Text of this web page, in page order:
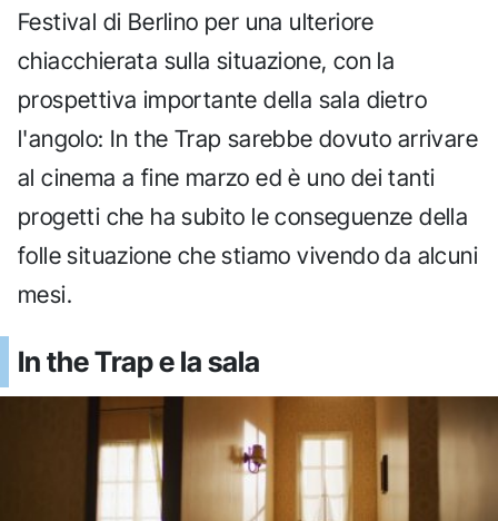
Festival di Berlino per una ulteriore
chiacchierata sulla situazione, con la
prospettiva importante della sala dietro
l'angolo: In the Trap sarebbe dovuto arrivare
al cinema a fine marzo ed è uno dei tanti
progetti che ha subito le conseguenze della
folle situazione che stiamo vivendo da alcuni
mesi.
In the Trap e la sala